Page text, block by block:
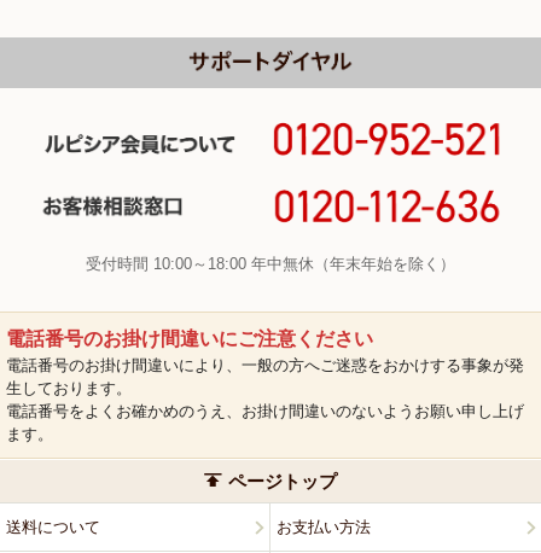
受付時間 10:00～18:00 年中無休（年末年始を除く）
電話番号のお掛け間違いにご注意ください
電話番号のお掛け間違いにより、一般の方へご迷惑をおかけする事象が発
生しております。
電話番号をよくお確かめのうえ、お掛け間違いのないようお願い申し上げ
ます。
ページトップ
送料について お支払い方法